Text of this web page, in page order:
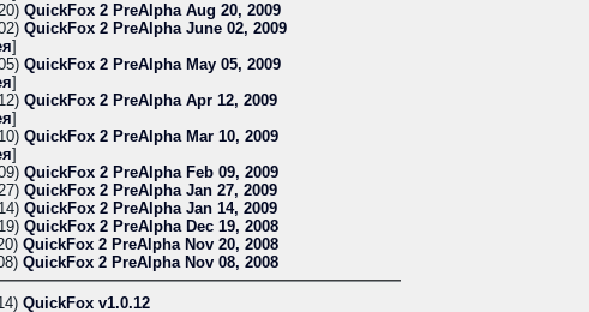
QuickFox 2 PreAlpha Aug 20, 2009
QuickFox 2 PreAlpha June 02, 2009
]
QuickFox 2 PreAlpha May 05, 2009
]
QuickFox 2 PreAlpha Apr 12, 2009
]
QuickFox 2 PreAlpha Mar 10, 2009
]
QuickFox 2 PreAlpha Feb 09, 2009
QuickFox 2 PreAlpha Jan 27, 2009
QuickFox 2 PreAlpha Jan 14, 2009
QuickFox 2 PreAlpha Dec 19, 2008
QuickFox 2 PreAlpha Nov 20, 2008
QuickFox 2 PreAlpha Nov 08, 2008
QuickFox v1.0.12